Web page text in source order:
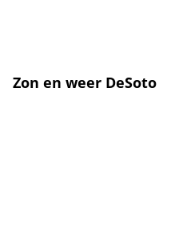
Zon en weer DeSoto